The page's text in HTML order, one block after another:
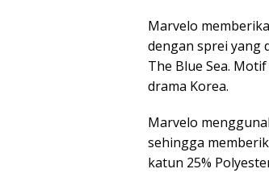
Marvelo
dengan sprei yang
The Blue Sea.
drama Korea.
Marvelo
sehingga
katun 25%